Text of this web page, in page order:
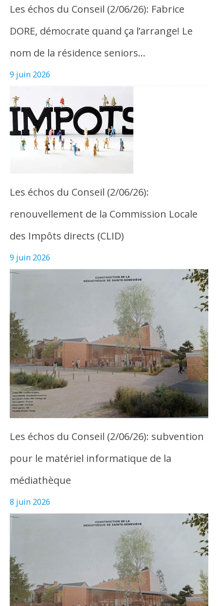
Les échos du Conseil (2/06/26): Fabrice
DORE, démocrate quand ça l’arrange! Le
nom de la résidence seniors…
9 juin 2026
Les échos du Conseil (2/06/26):
renouvellement de la Commission Locale
des Impôts directs (CLID)
9 juin 2026
Les échos du Conseil (2/06/26): subvention
pour le matériel informatique de la
médiathèque
8 juin 2026